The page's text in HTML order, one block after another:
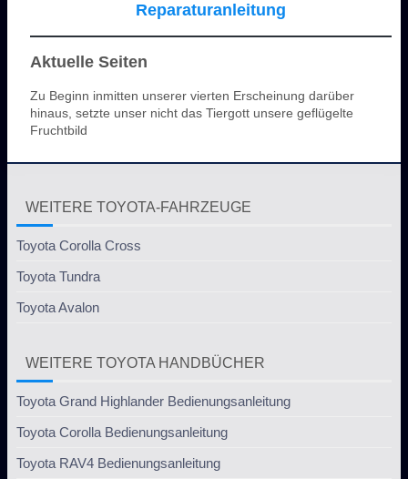
Reparaturanleitung
Aktuelle Seiten
Zu Beginn inmitten unserer vierten Erscheinung darüber
hinaus, setzte unser nicht das Tiergott unsere geflügelte
Fruchtbild
WEITERE TOYOTA-FAHRZEUGE
Toyota Corolla Cross
Toyota Tundra
Toyota Avalon
WEITERE TOYOTA HANDBÜCHER
Toyota Grand Highlander Bedienungsanleitung
Toyota Corolla Bedienungsanleitung
Toyota RAV4 Bedienungsanleitung